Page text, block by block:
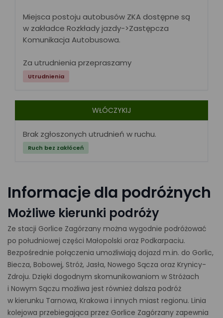
Miejsca postoju autobusów ZKA dostępne są
w zakładce Rozkłady jazdy->Zastępcza
Komunikacja Autobusowa.
Za utrudnienia przepraszamy
Utrudnienia
WŁÓCZYKIJ
Brak zgłoszonych utrudnień w ruchu.
Ruch bez zakłóceń
Informacje dla podróżnych
Możliwe kierunki podróży
Ze stacji Gorlice Zagórzany można wygodnie podróżować
po południowej części Małopolski oraz Podkarpaciu.
Bezpośrednie połączenia umożliwiają dojazd m.in. do Gorlic,
Biecza, Bobowej, Stróż, Jasła, Nowego Sącza oraz Krynicy-
Zdroju. Dzięki dogodnym skomunikowaniom w Stróżach
i Nowym Sączu możliwa jest również dalsza podróż
w kierunku Tarnowa, Krakowa i innych miast regionu. Linia
kolejowa przebiegająca przez Gorlice Zagórzany zapewnia